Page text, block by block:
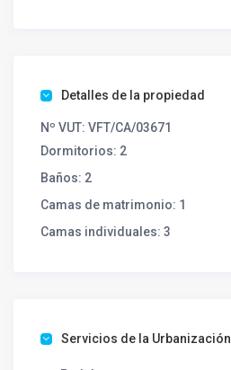
Detalles de la propiedad
Nº VUT: VFT/CA/03671
Dormitorios: 2
Baños: 2
Camas de matrimonio: 1
Camas individuales: 3
Servicios de la Urbanización